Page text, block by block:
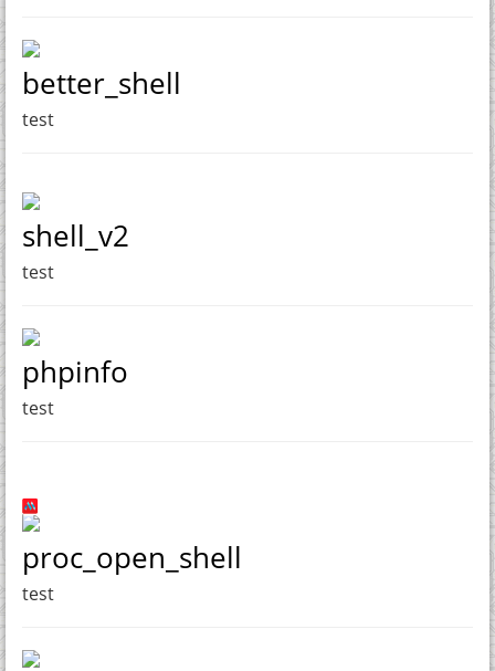
better_shell
test
shell_v2
test
phpinfo
test
proc_open_shell
test